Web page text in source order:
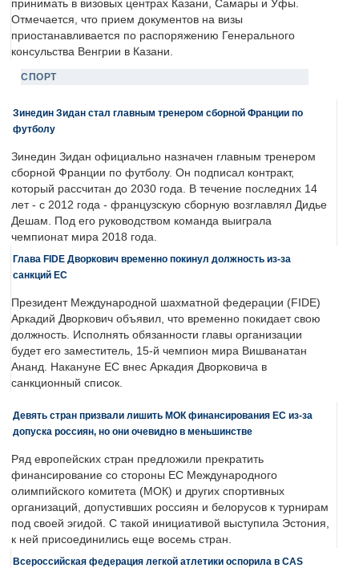
принимать в визовых центрах Казани, Самары и Уфы.
Отмечается, что прием документов на визы
приостанавливается по распоряжению Генерального
консульства Венгрии в Казани.
СПОРТ
Зинедин Зидан стал главным тренером сборной Франции по
футболу
Зинедин Зидан официально назначен главным тренером
сборной Франции по футболу. Он подписал контракт,
который рассчитан до 2030 года. В течение последних 14
лет - с 2012 года - французскую сборную возглавлял Дидье
Дешам. Под его руководством команда выиграла
чемпионат мира 2018 года.
Глава FIDE Дворкович временно покинул должность из-за
санкций ЕС
Президент Международной шахматной федерации (FIDE)
Аркадий Дворкович объявил, что временно покидает свою
должность. Исполнять обязанности главы организации
будет его заместитель, 15-й чемпион мира Вишванатан
Ананд. Накануне ЕС внес Аркадия Дворковича в
санкционный список.
Девять стран призвали лишить МОК финансирования ЕС из-за
допуска россиян, но они очевидно в меньшинстве
Ряд европейских стран предложили прекратить
финансирование со стороны ЕС Международного
олимпийского комитета (МОК) и других спортивных
организаций, допустивших россиян и белорусов к турнирам
под своей эгидой. С такой инициативой выступила Эстония,
к ней присоединились еще восемь стран.
Всероссийская федерация легкой атлетики оспорила в CAS